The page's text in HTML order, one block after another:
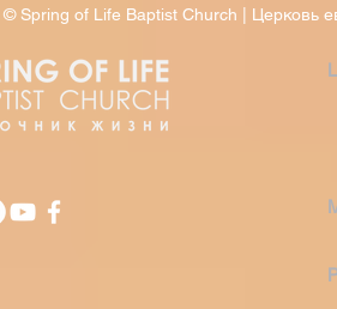
© Spring of Life Baptist Church | Церковь